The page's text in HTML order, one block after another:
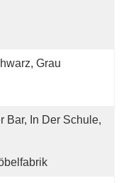
Grau
Bar, In Der Schule,